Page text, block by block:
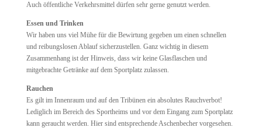
Auch öffentliche Verkehrsmittel dürfen sehr gerne genutzt werden.
Essen und Trinken
Wir haben uns viel Mühe für die Bewirtung gegeben um einen schnellen
und reibungslosen Ablauf sicherzustellen. Ganz wichtig in diesem
Zusammenhang ist der Hinweis, dass wir keine Glasflaschen und
mitgebrachte Getränke auf dem Sportplatz zulassen.
Rauchen
Es gilt im Innenraum und auf den Tribünen ein absolutes Rauchverbot!
Lediglich im Bereich des Sportheims und vor dem Eingang zum Sportplatz
kann geraucht werden. Hier sind entsprechende Aschenbecher vorgesehen.